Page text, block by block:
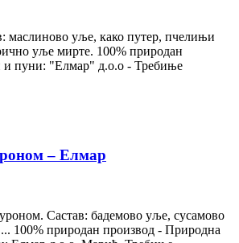
маслиново уље, како путер, пчелињи
уље мирте. 100% природан
и пуни: "Елмар" д.о.о - Требиње
– Елмар
Састав: бадемово уље, сусамово
100% природан производ - Природна